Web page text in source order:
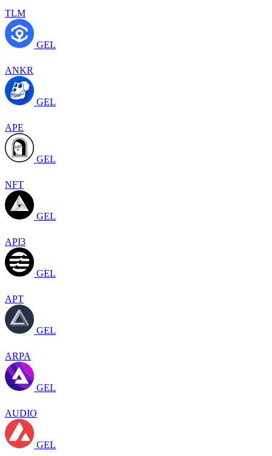
TLM
GEL
ANKR
GEL
APE
GEL
NFT
GEL
API3
GEL
APT
GEL
ARPA
GEL
AUDIO
GEL